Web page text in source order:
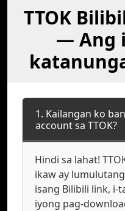
TTOK
— Ang
1. Kailangan ko
account sa TTOK?
Hindi sa lahat!
ikaw ay
isang Bilibili link, i-
iyong pag-